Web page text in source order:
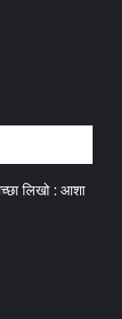
लिखो : आशा